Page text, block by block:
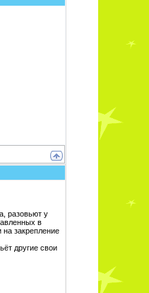
разовьют у
в
на закрепление
другие свои